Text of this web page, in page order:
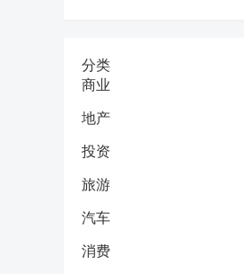
分类
商业
地产
投资
旅游
汽车
消费